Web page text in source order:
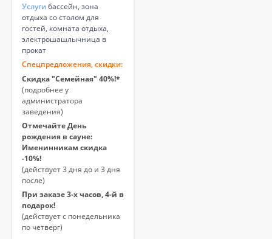
Услуги бассейн, зона
отдыха со столом для
гостей, комната отдыха,
электрошашлычница в
прокат
Спецпредложения, скидки:
Скидка "Семейная" 40%!*
(подробнее у
администратора
заведения)
Отмечайте День
рождения в сауне:
Именинникам скидка
-10%!
(действует 3 дня до и 3 дня
после)
При заказе 3-х часов, 4-й в
подарок!
(действует с понедельника
по четверг)